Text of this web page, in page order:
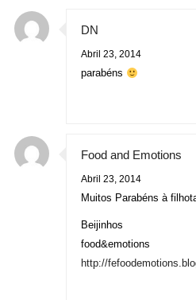
DN
Abril 23, 2014
parabéns
Food and Emotions
Abril 23, 2014
Muitos Parabéns à
Beijinhos
food&emotions
http://